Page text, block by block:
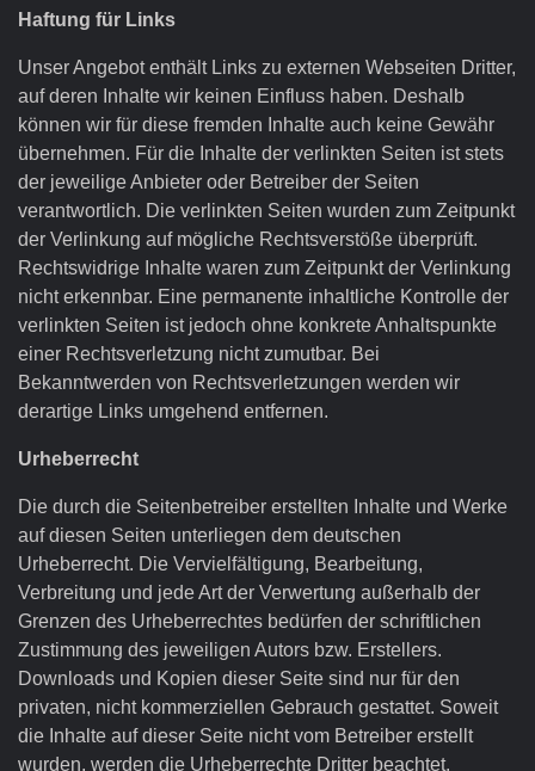
Haftung für Links
Unser Angebot enthält Links zu externen Webseiten Dritter,
auf deren Inhalte wir keinen Einfluss haben. Deshalb
können wir für diese fremden Inhalte auch keine Gewähr
übernehmen. Für die Inhalte der verlinkten Seiten ist stets
der jeweilige Anbieter oder Betreiber der Seiten
verantwortlich. Die verlinkten Seiten wurden zum Zeitpunkt
der Verlinkung auf mögliche Rechtsverstöße überprüft.
Rechtswidrige Inhalte waren zum Zeitpunkt der Verlinkung
nicht erkennbar. Eine permanente inhaltliche Kontrolle der
verlinkten Seiten ist jedoch ohne konkrete Anhaltspunkte
einer Rechtsverletzung nicht zumutbar. Bei
Bekanntwerden von Rechtsverletzungen werden wir
derartige Links umgehend entfernen.
Urheberrecht
Die durch die Seitenbetreiber erstellten Inhalte und Werke
auf diesen Seiten unterliegen dem deutschen
Urheberrecht. Die Vervielfältigung, Bearbeitung,
Verbreitung und jede Art der Verwertung außerhalb der
Grenzen des Urheberrechtes bedürfen der schriftlichen
Zustimmung des jeweiligen Autors bzw. Erstellers.
Downloads und Kopien dieser Seite sind nur für den
privaten, nicht kommerziellen Gebrauch gestattet. Soweit
die Inhalte auf dieser Seite nicht vom Betreiber erstellt
wurden, werden die Urheberrechte Dritter beachtet.